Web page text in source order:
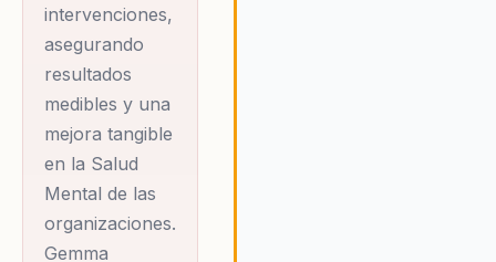
intervenciones,
asegurando
resultados
medibles y una
mejora tangible
en la Salud
Mental de las
organizaciones.
Gemma